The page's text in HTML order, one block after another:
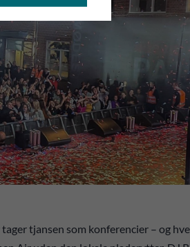
tjansen som konferencier – og